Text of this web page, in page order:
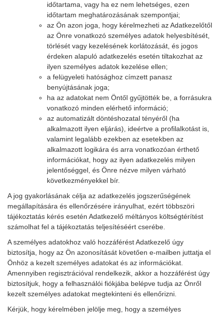
időtartama, vagy ha ez nem lehetséges, ezen
időtartam meghatározásának szempontjai;
az Ön azon joga, hogy kérelmezheti az Adatkezelőtől
az Önre vonatkozó személyes adatok helyesbítését,
törlését vagy kezelésének korlátozását, és jogos
érdeken alapuló adatkezelés esetén tiltakozhat az
ilyen személyes adatok kezelése ellen;
a felügyeleti hatósághoz címzett panasz
benyújtásának joga;
ha az adatokat nem Öntől gyűjtötték be, a forrásukra
vonatkozó minden elérhető információ;
az automatizált döntéshozatal tényéről (ha
alkalmazott ilyen eljárás), ideértve a profilalkotást is,
valamint legalább ezekben az esetekben az
alkalmazott logikára és arra vonatkozóan érthető
információkat, hogy az ilyen adatkezelés milyen
jelentőséggel, és Önre nézve milyen várható
következményekkel bír.
A jog gyakorlásának célja az adatkezelés jogszerűségének
megállapítására és ellenőrzésére irányulhat, ezért többszöri
tájékoztatás kérés esetén Adatkezelő méltányos költségtérítést
számolhat fel a tájékoztatás teljesítéséért cserébe.
A személyes adatokhoz való hozzáférést Adatkezelő úgy
biztosítja, hogy az Ön azonosítását követően e-mailben juttatja el
Önhöz a kezelt személyes adatokat és az információkat.
Amennyiben regisztrációval rendelkezik, akkor a hozzáférést úgy
biztosítjuk, hogy a felhasználói fiókjába belépve tudja az Önről
kezelt személyes adatokat megtekinteni és ellenőrizni.
Kérjük, hogy kérelmében jelölje meg, hogy a személyes